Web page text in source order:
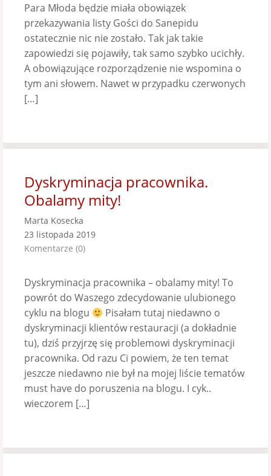
Para Młoda będzie miała obowiązek
przekazywania listy Gości do Sanepidu
ostatecznie nic nie zostało. Tak jak takie
zapowiedzi się pojawiły, tak samo szybko ucichły.
A obowiązujące rozporządzenie nie wspomina o
tym ani słowem. Nawet w przypadku czerwonych
[…]
Dyskryminacja pracownika.
Obalamy mity!
Marta Kosecka
23 listopada 2019
Komentarze (0)
Dyskryminacja pracownika – obalamy mity! To
powrót do Waszego zdecydowanie ulubionego
cyklu na blogu
Pisałam tutaj niedawno o
dyskryminacji klientów restauracji (a dokładnie
tu), dziś przyjrzę się problemowi dyskryminacji
pracownika. Od razu Ci powiem, że ten temat
jeszcze niedawno nie był na mojej liście tematów
must have do poruszenia na blogu. I cyk..
wieczorem […]